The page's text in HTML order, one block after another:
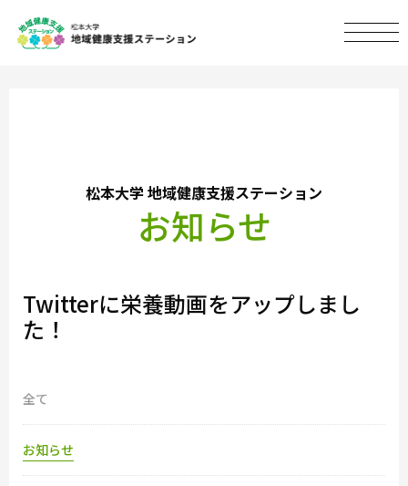
松本大学 地域健康支援ステーション
お知らせ
Twitterに栄養動画をアップしまし
た！
全て
お知らせ